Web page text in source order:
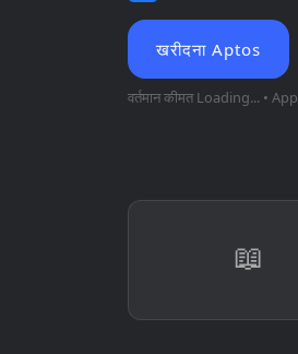
खरीदना Aptos
वर्तमान कीमतLoading... •
📖